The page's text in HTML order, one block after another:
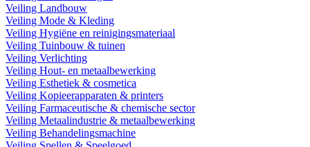
Veiling Landbouw
Veiling Mode & Kleding
Veiling Hygiëne en reinigingsmateriaal
Veiling Tuinbouw & tuinen
Veiling Verlichting
Veiling Hout- en metaalbewerking
Veiling Esthetiek & cosmetica
Veiling Kopieerapparaten & printers
Veiling Farmaceutische & chemische sector
Veiling Metaalindustrie & metaalbewerking
Veiling Behandelingsmachine